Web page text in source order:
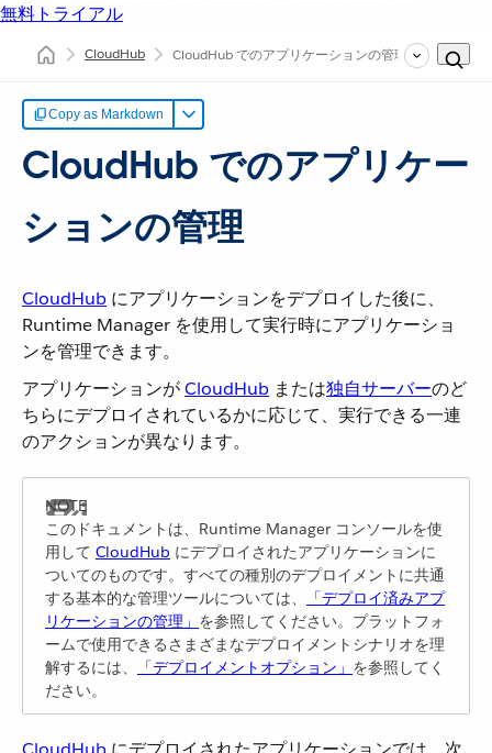
無料トライアル
CloudHub CloudHub でのアプリケーションの管理
Copy as Markdown
CloudHub でのアプリケー
ションの管理
CloudHub ​ にアプリケーションをデプロイした後に、
Runtime Manager を使用して実行時にアプリケーショ
ンを管理できます。
アプリケーションが ​CloudHub ​ または​独自サーバー​のど
ちらにデプロイされているかに応じて、実行できる一連
のアクションが異なります。
このドキュメントは、Runtime Manager コンソールを使
用して ​ CloudHub ​ にデプロイされたアプリケーションに
ついてのものです。すべての種別のデプロイメントに共通
する基本的な管理ツールについては、​
「デプロイ済みアプ
リケーションの管理」 ​を参照してください。プラットフォ
ームで使用できるさまざまなデプロイメントシナリオを理
解するには、​
「デプロイメントオプション」 ​を参照してく
ださい。